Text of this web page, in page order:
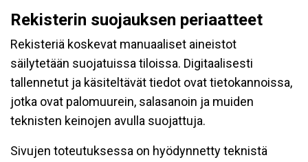
Rekisterin suojauksen periaatteet
Rekisteriä koskevat manuaaliset aineistot
säilytetään suojatuissa tiloissa. Digitaalisesti
tallennetut ja käsiteltävät tiedot ovat tietokannoissa,
jotka ovat palomuurein, salasanoin ja muiden
teknisten keinojen avulla suojattuja.
Sivujen toteutuksessa on hyödynnetty teknistä